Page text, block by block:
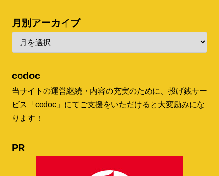
月別アーカイブ
codoc
当サイトの運営継続・内容の充実のために、投げ銭サー
ビス「codoc」にてご支援をいただけると大変励みにな
ります！
PR